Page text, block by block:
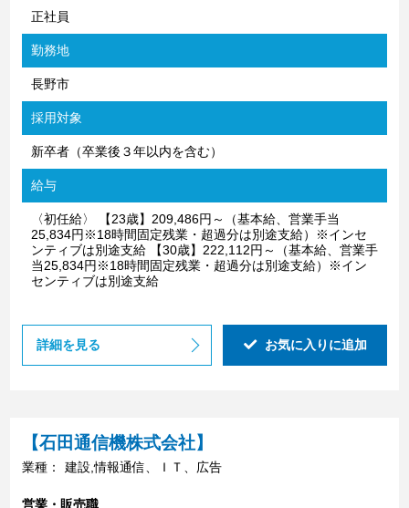
正社員
勤務地
長野市
採用対象
新卒者（卒業後３年以内を含む）
給与
〈初任給〉 【23歳】209,486円～（基本給、営業手当
25,834円※18時間固定残業・超過分は別途支給）※インセ
ンティブは別途支給 【30歳】222,112円～（基本給、営業手
当25,834円※18時間固定残業・超過分は別途支給）※イン
センティブは別途支給
詳細を見る お気に入りに追加
【石田通信機株式会社】
業種： 建設,情報通信、ＩＴ、広告
営業・販売職